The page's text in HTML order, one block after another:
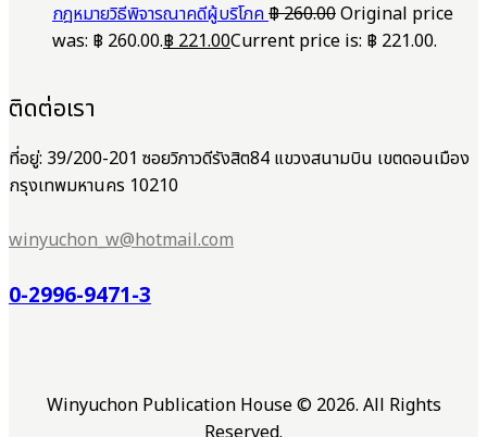
กฎหมายวิธีพิจารณาคดีผู้บริโภค฿260.00Original price
was: ฿ 260.00.฿221.00Current price is: ฿ 221.00.
ติดต่อเรา
ที่อยู่: 39/200-201 ซอยวิภาวดีรังสิต84 แขวงสนามบิน เขตดอนเมือง
กรุงเทพมหานคร 10210
winyuchon_w@hotmail.com
0-2996-9471-3
Winyuchon Publication House © 2026. All Rights